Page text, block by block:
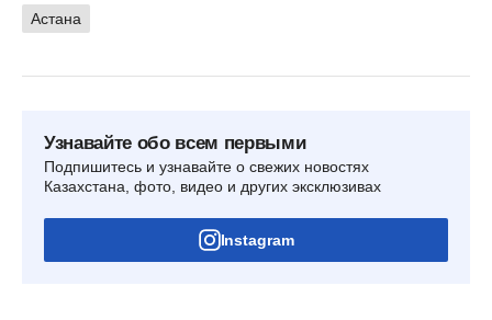
Астана
Узнавайте обо всем первыми
Подпишитесь и узнавайте о свежих новостях
Казахстана, фото, видео и других эксклюзивах
Instagram